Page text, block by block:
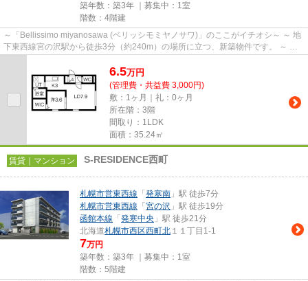
築年数：築3年 ｜募集中： 1室
階数：4階建
～「Bellissimo miyanosawa (ベリッシモミヤノサワ)」のここがイチオシ～ ～ 地
下東西線宮の沢駅から徒歩3分（約240m）の場所に立つ、新築物件です。 ～ ～
6.5万円
(管理費・共益費 3,000円)
敷：1ヶ月｜礼：0ヶ月
所在階：3階
間取り：1LDK
面積：35.24㎡
賃貸｜マンション S-RESIDENCE西町
札幌市営東西線 「 発寒南 」駅 徒歩7分
札幌市営東西線 「 宮の沢 」駅 徒歩19分
函館本線 「 発寒中央 」駅 徒歩21分
北海道札幌市西区西町北 １１丁目1-1
7万円
築年数：築3年 ｜募集中： 1室
階数：5階建